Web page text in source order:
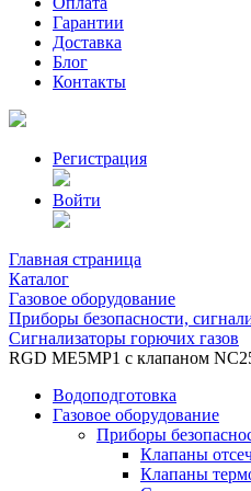
Гарантии
Доставка
Блог
Контакты
Регистрация
Войти
Главная страница
Каталог
Газовое оборудование
Приборы безопасности,
Сигнализаторы горючих газов
RGD МЕ5МР1 с клапаном
Водоподготовка
Газовое оборудование
Приборы
Клапаны
Клапаны